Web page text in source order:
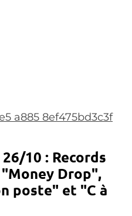
10 : Records
Drop",
poste" et "C à